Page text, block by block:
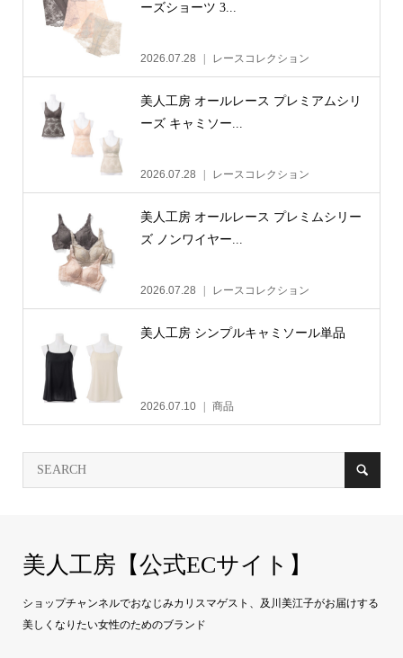
ーズショーツ 3...
2026.07.28 レースコレクション
美人工房 オールレース プレミアムシリ
ーズ キャミソー...
2026.07.28 レースコレクション
美人工房 オールレース プレミムシリー
ズ ノンワイヤー...
2026.07.28 レースコレクション
美人工房 シンプルキャミソール単品
2026.07.10 商品
美人工房【公式ECサイト】
ショップチャンネルでおなじみカリスマゲスト、及川美江子がお届けする
美しくなりたい女性のためのブランド